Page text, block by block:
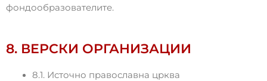
фондообразователите.
8. ВЕРСКИ ОРГАНИЗАЦИИ
8.1. Источно православна црква